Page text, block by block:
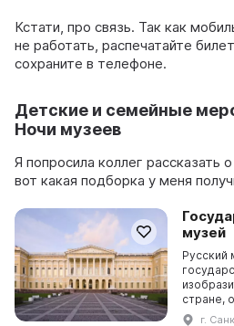
Кстати, про связь. Так как
не работать, распечатайте
сохраните в телефоне.
Детские и семейные
Ночи музеев
Я попросила коллег рассказать
вот какая подборка у меня
музей
Русский
стране,
г.